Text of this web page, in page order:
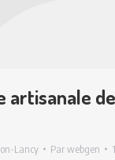
artisanale
Lancy Parwebgen